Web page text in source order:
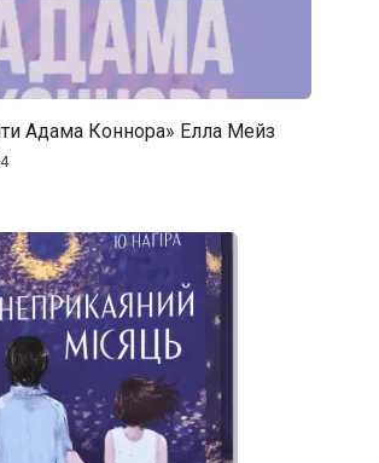
Адама Коннора» Елла Мейз